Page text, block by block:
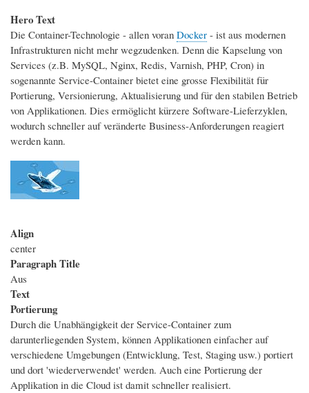
Hero Text
Die Container-Technologie - allen voran Docker - ist aus modernen
Infrastrukturen nicht mehr wegzudenken. Denn die Kapselung von
Services (z.B. MySQL, Nginx, Redis, Varnish, PHP, Cron) in
sogenannte Service-Container bietet eine grosse Flexibilität für
Portierung, Versionierung, Aktualisierung und für den stabilen Betrieb
von Applikationen. Dies ermöglicht kürzere Software-Lieferzyklen,
wodurch schneller auf veränderte Business-Anforderungen reagiert
werden kann.
Align
center
Paragraph Title
Aus
Text
Portierung
Durch die Unabhängigkeit der Service-Container zum
darunterliegenden System, können Applikationen einfacher auf
verschiedene Umgebungen (Entwicklung, Test, Staging usw.) portiert
und dort 'wiederverwendet' werden. Auch eine Portierung der
Applikation in die Cloud ist damit schneller realisiert.